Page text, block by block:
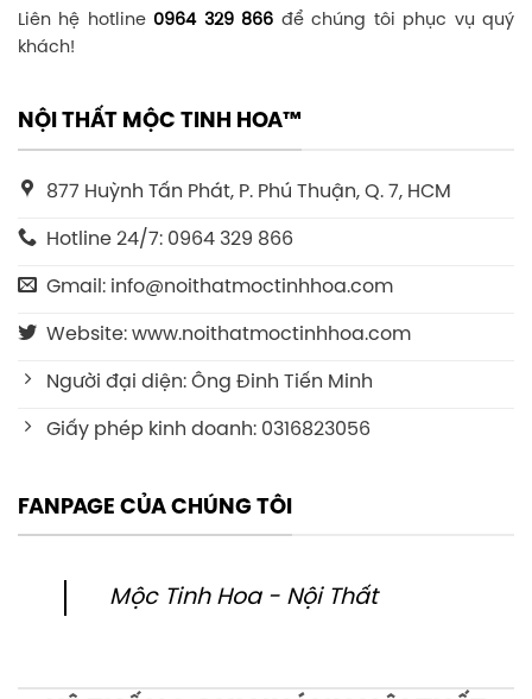
Liên hệ hotline 0964 329 866 để chúng tôi phục vụ quý
khách!
NỘI THẤT MỘC TINH HOA™
877 Huỳnh Tấn Phát, P. Phú Thuận, Q. 7, HCM
Hotline 24/7: 0964 329 866
Gmail: info@noithatmoctinhhoa.com
Website: www.noithatmoctinhhoa.com
Người đại diện: Ông Đinh Tiến Minh
Giấy phép kinh doanh: 0316823056
FANPAGE CỦA CHÚNG TÔI
Mộc Tinh Hoa - Nội Thất